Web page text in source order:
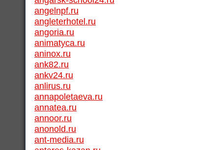
angelnpf.ru
angleterhotel.ru
angoria.ru
animatyca.ru
aninox.ru
ank82.ru
ankv24.ru
anlirus.ru
annapoletaeva.ru
annatea.ru
annoor.ru
anonold.ru
ant-media.ru